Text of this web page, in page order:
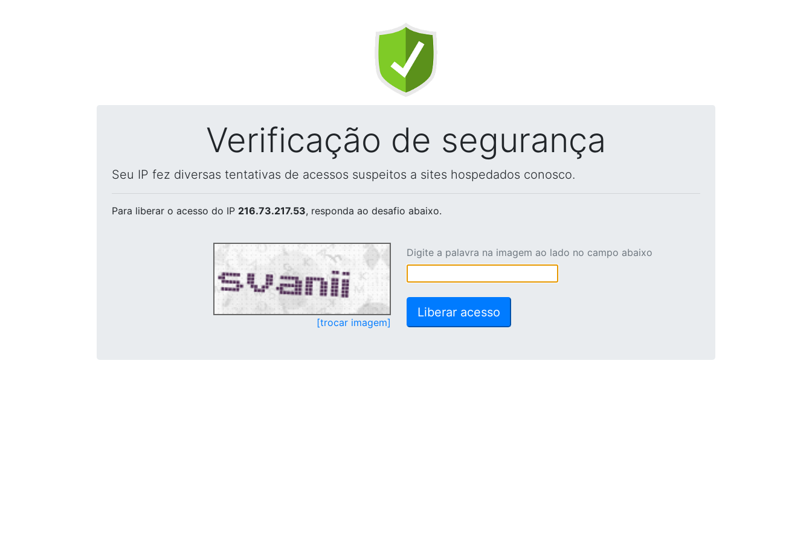
Verificação de segurança
Seu IP fez diversas tentativas de acessos suspeitos a sites hospedados conosco.
Para liberar o acesso do IP 216.73.217.53, responda ao desafio abaixo.
[trocar imagem]
Digite a palavra na imagem ao lado no campo abaixo